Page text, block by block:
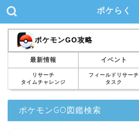
ポケらく
ポケモンGO攻略
最新情報 イベント
リサーチ
タイムチャレンジ
フィールドリサーチ
タスク
ポケモンGO図鑑検索